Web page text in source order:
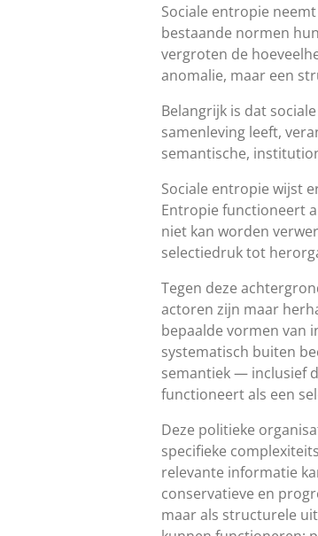
Sociale entropie
bestaande normen
vergroten de
anomalie, maar een
Belangrijk is dat
samenleving leeft,
semantische,
Sociale entropie wijst
Entropie functioneert
niet kan worden
selectiedruk tot
Tegen deze
actoren zijn maar
bepaalde vormen van
systematisch buiten
semantiek — inclusief
functioneert als een
Deze politieke
specifieke
relevante informatie
conservatieve en
maar als structurele